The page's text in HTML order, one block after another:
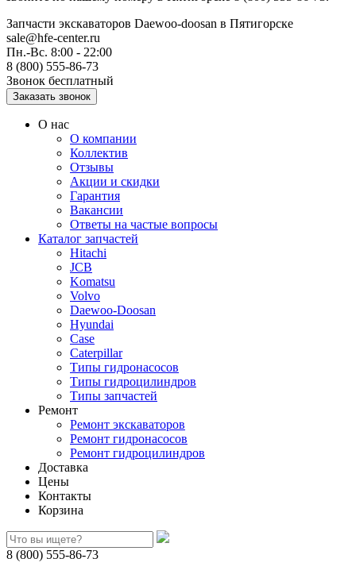
Запчасти экскаваторов Daewoo-doosan в Пятигорске
sale@hfe-center.ru
Пн.-Вс. 8:00 - 22:00
8 (800) 555-86-73
Звонок бесплатный
О нас
О компании
Коллектив
Отзывы
Акции и скидки
Гарантия
Вакансии
Ответы на частые вопросы
Каталог запчастей
Hitachi
JCB
Komatsu
Volvo
Daewoo-Doosan
Hyundai
Case
Caterpillar
Типы гидронасосов
Типы гидроцилиндров
Типы запчастей
Ремонт
Ремонт экскаваторов
Ремонт гидронасосов
Ремонт гидроцилиндров
Доставка
Цены
Контакты
Корзина
8 (800) 555-86-73